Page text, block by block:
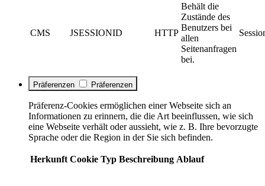
CMS JSESSIONID HTTP
Behält die
Zustände des
Benutzers bei
allen
Seitenanfragen
bei.
Präferenzen Präferenzen
Präferenz-Cookies ermöglichen einer Webseite sich an
Informationen zu erinnern, die die Art beeinflussen, wie sich
eine Webseite verhält oder aussieht, wie z. B. Ihre bevorzugte
Sprache oder die Region in der Sie sich befinden.
Herkunft Cookie Typ Beschreibung Ablauf